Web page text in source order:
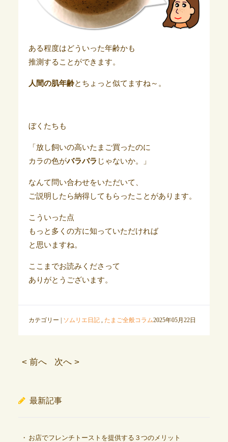
ある程度はどういった年齢かも
推測することができます。
人間の肌年齢とちょっと似てますね～。
ぼくたちも
「放し飼いの高いたまご買ったのに
カラの色がバラバラ じゃないか。」
なんて問い合わせをいただいて、
ご説明したら納得してもらったことがあります。
こういった点
もっと多くの方に知っていただければ
と思いますね。
ここまでお読みくださって
ありがとうございます。
カテゴリー | ソムリエ日記, たまご全般コラム2025年05月22日
< 前へ 次へ >
最新記事
お店でフレンチトーストを提供する３つのメリット